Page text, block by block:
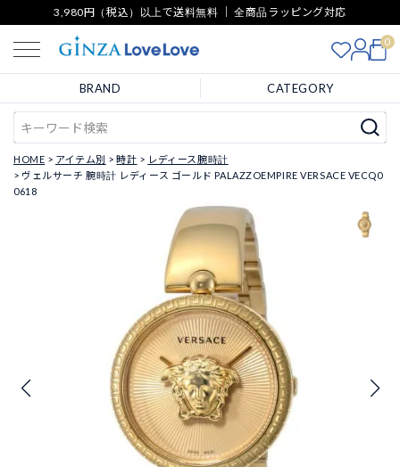
3,980円（税込）以上で送料無料 ｜ 全商品ラッピング対応
0
BRAND CATEGORY
HOME アイテム別 時計
レディース腕時計
ヴェルサーチ 腕時計 レディース ゴールド PALAZZOEMPIRE VERSACE VECQ0
0618